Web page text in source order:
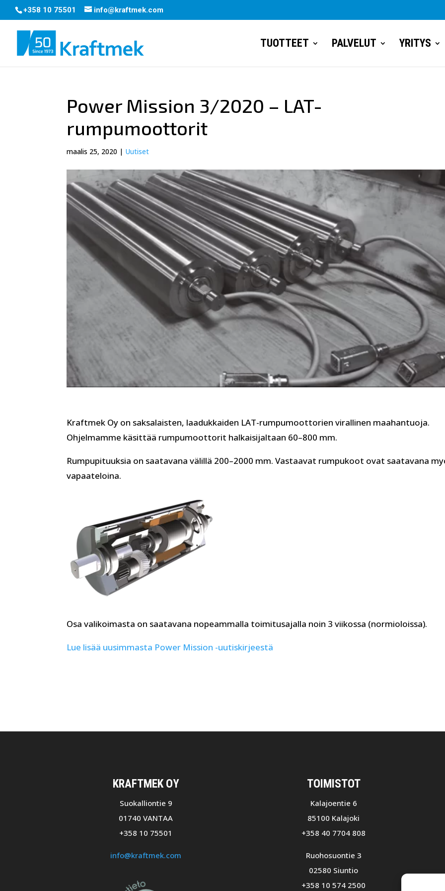
+358 10 75501 info@kraftmek.com
TUOTTEET PALVELUT YRITYS
Power Mission 3/2020 – LAT-
rumpumoottorit
maalis 25, 2020 | Uutiset
Kraftmek Oy on saksalaisten, laadukkaiden LAT-rumpumoottorien virallinen maahantuoja.
Ohjelmamme käsittää rumpumoottorit halkaisijaltaan 60–800 mm.
Rumpupituuksia on saatavana välillä 200–2000 mm. Vastaavat rumpukoot ovat saatavana
vapaateloina.
Osa valikoimasta on saatavana nopeammalla toimitusajalla noin 3 viikossa (normioloissa).
Lue lisää uusimmasta Power Mission -uutiskirjeestä
KRAFTMEK OY
Suokalliontie 9
01740 VANTAA
+358 10 75501
info@kraftmek.com
TOIMISTOT
Kalajoentie 6
85100 Kalajoki
+358 40 7704 808
Ruohosuontie 3
02580 Siuntio
+358 10 574 2500